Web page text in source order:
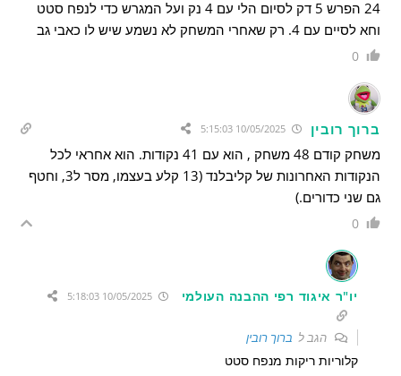
24 הפרש 5 דק לסיום הלי עם 4 נק ועל המגרש כדי לנפח סטט
וחא לסיים עם 4. רק שאחרי המשחק לא נשמע שיש לו כאבי גב
0
ברוך רובין 10/05/2025 5:15:03
משחק קודם 48 משחק , הוא עם 41 נקודות. הוא אחראי לכל
הנקודות האחרונות של קליבלנד (13 קלע בעצמו, מסר ל3, וחטף
גם שני כדורים.)
0
יו"ר איגוד רפי ההבנה העולמי 10/05/2025 5:18:03
הגב ל ברוך רובין
קלוריות ריקות מנפח סטט